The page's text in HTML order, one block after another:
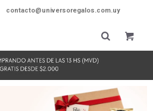
contacto@universoregalos.com.uy